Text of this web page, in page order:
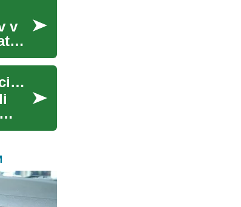
v
Naslov: Kako izbrati zofe in kavče za udoben in funkcionalen dom